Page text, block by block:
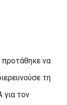
προτάθηκε να
τη
για τον